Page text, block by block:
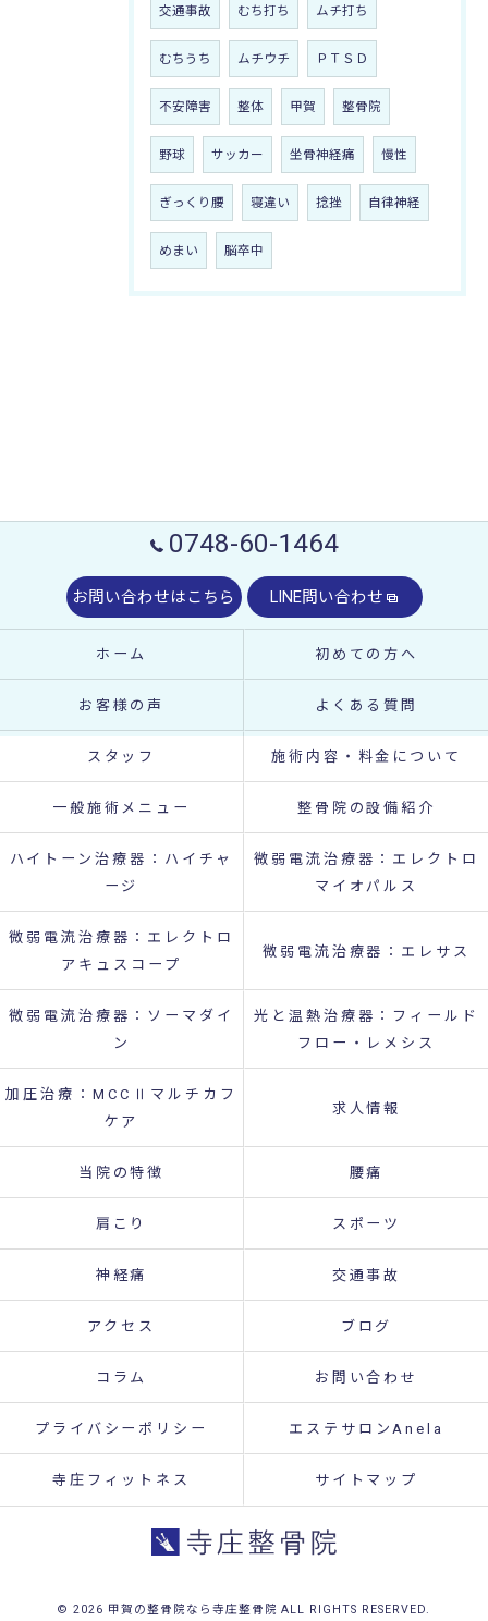
交通事故 むち打ち ムチ打ち
むちうち ムチウチ ＰＴＳＤ
不安障害 整体 甲賀 整骨院
野球 サッカー 坐骨神経痛 慢性
ぎっくり腰 寝違い 捻挫 自律神経
めまい 脳卒中
0748-60-1464
お問い合わせはこちら LINE問い合わせ
ホーム 初めての方へ
お客様の声 よくある質問
スタッフ 施術内容・料金について
一般施術メニュー 整骨院の設備紹介
ハイトーン治療器：ハイチャ
ージ
微弱電流治療器：エレクトロ
マイオパルス
微弱電流治療器：エレクトロ
アキュスコープ
微弱電流治療器：エレサス
微弱電流治療器：ソーマダイ
ン
光と温熱治療器：フィールド
フロー・レメシス
加圧治療：MCCⅡマルチカフ
ケア
求人情報
当院の特徴 腰痛
肩こり スポーツ
神経痛 交通事故
アクセス ブログ
コラム お問い合わせ
プライバシーポリシー エステサロンAnela
寺庄フィットネス サイトマップ
© 2026 甲賀の整骨院なら寺庄整骨院 ALL RIGHTS RESERVED.